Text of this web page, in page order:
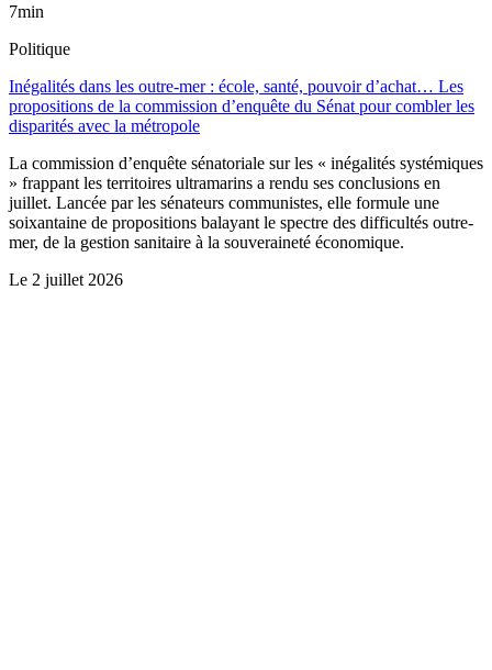
7min
Politique
Inégalités dans les outre-mer : école, santé, pouvoir d’achat… Les
propositions de la commission d’enquête du Sénat pour combler les
disparités avec la métropole
La commission d’enquête sénatoriale sur les « inégalités systémiques
» frappant les territoires ultramarins a rendu ses conclusions en
juillet. Lancée par les sénateurs communistes, elle formule une
soixantaine de propositions balayant le spectre des difficultés outre-
mer, de la gestion sanitaire à la souveraineté économique.
Le 2 juillet 2026